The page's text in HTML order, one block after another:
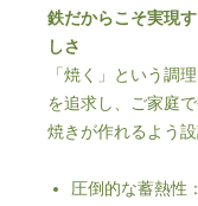
鉄だからこそ実現
しさ
「焼く」という調
を追求し、ご家庭
焼きが作れるよう設
圧倒的な蓄熱性